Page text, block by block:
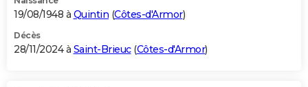
19/08/1948 à Quintin (Côtes-d'Armor)
Décès
28/11/2024 à Saint-Brieuc(Côtes-d'Armor)